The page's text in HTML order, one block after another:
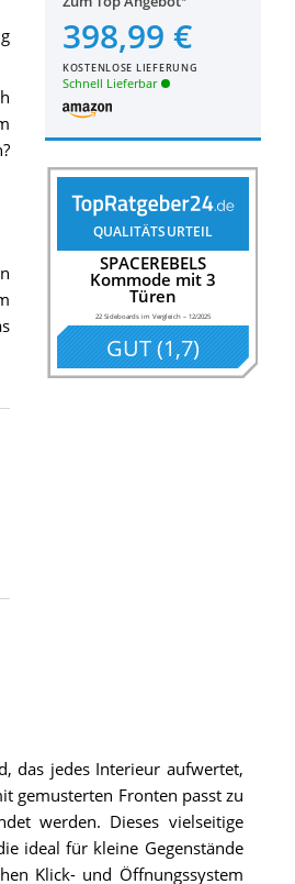
398,99 €
KOSTENLOSE LIEFERUNG
Schnell Lieferbar
QUALITÄTSURTEIL
SPACEREBELS
Kommode mit 3
Türen
22 Sideboards im Vergleich– 12/2025
GUT(1,7)
Massivholz Akazie
und Rot
Wiener Geflecht Rattan
cm Weiß Gold Aufbewahrungsschrank für
das jedes Interieur aufwertet,
gemusterten Fronten passt zu
werden. Dieses vielseitige
ideal für kleine Gegenstände
Klick- und Öffnungssystem